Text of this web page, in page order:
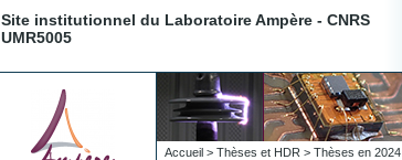
Site institutionnel du Laboratoire Ampère - CNRS
UMR5005
Accueil > Thèses et HDR > Thèses en 2024